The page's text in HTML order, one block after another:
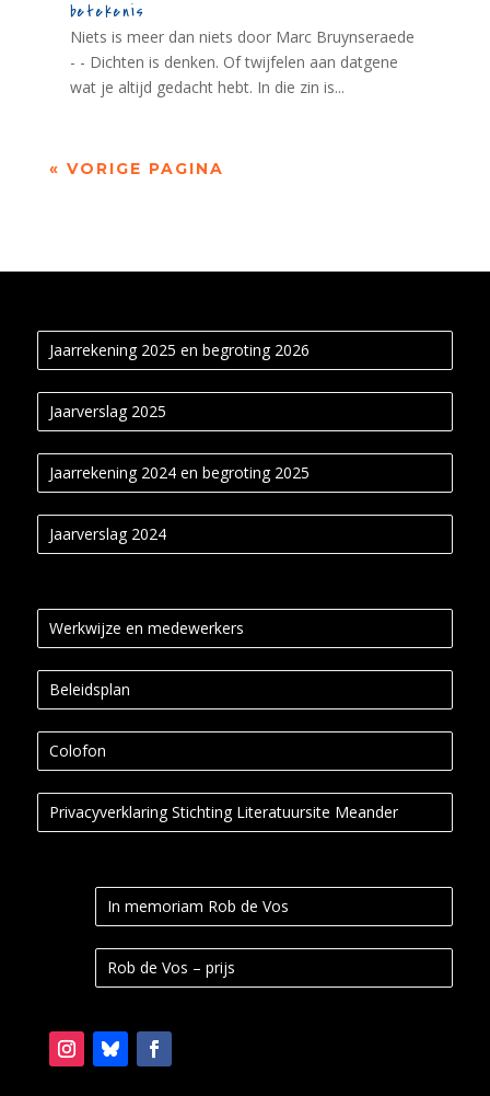
betekenis
Niets is meer dan niets door Marc Bruynseraede
- - Dichten is denken. Of twijfelen aan datgene
wat je altijd gedacht hebt. In die zin is...
« VORIGE PAGINA
Jaarrekening 2025 en begroting 2026
Jaarverslag 2025
Jaarrekening 2024 en begroting 2025
Jaarverslag 2024
Werkwijze en medewerkers
Beleidsplan
Colofon
Privacyverklaring Stichting Literatuursite Meander
In memoriam Rob de Vos
Rob de Vos – prijs